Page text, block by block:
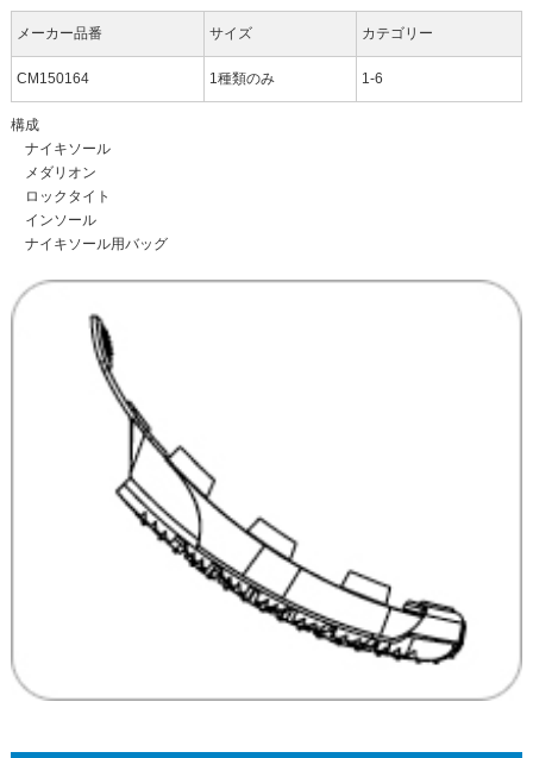
メーカー品番 サイズ カテゴリー
CM150164 1種類のみ 1-6
構成
ナイキソール
メダリオン
ロックタイト
インソール
ナイキソール用バッグ